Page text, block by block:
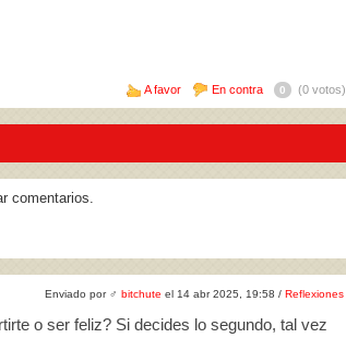
A favor En contra 0 (0 votos)
comentarios.
Enviado por ♂ bitchute el 14 abr 2025, 19:58 / Reflexiones
o ser feliz? Si decides lo segundo, tal vez